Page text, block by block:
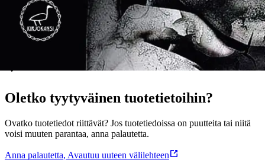
Näytä lisää tuotekuvausta
Ominaisuudet
Oletko tyytyväinen tuotetietoihin?
Ovatko tuotetiedot riittävät? Jos tuotetiedoissa on puutteita tai niitä
voisi muuten parantaa, anna palautetta.
Anna palautetta, Avautuu uuteen välilehteen